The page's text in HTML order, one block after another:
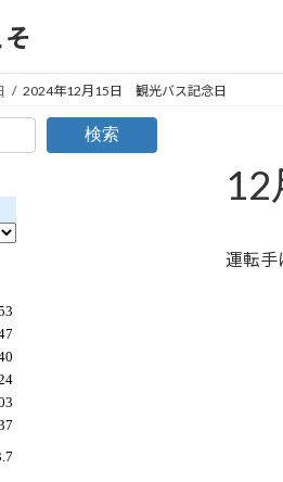
2024年12月15日 観光バス記念日
運転手
検索